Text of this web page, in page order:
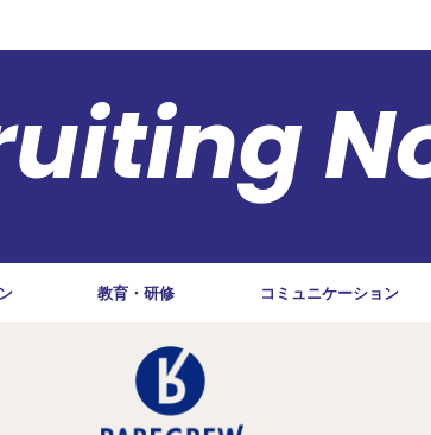
教育・研修 コミュニケーション